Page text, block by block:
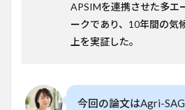
主な
指標
APSIMを連携させた多エ
ークであり、10年間の気
上を実証した。
今回の論文はAgri-